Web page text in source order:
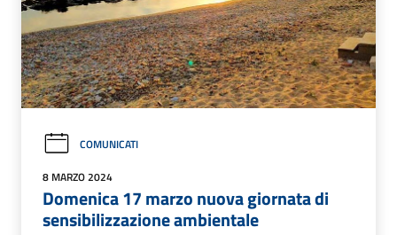
COMUNICATI
8 MARZO 2024
Domenica 17 marzo nuova giornata di
sensibilizzazione ambientale